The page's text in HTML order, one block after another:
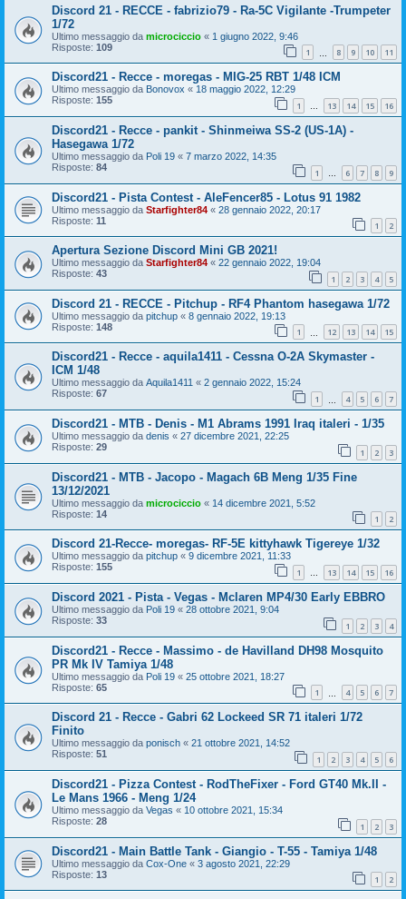
Discord 21 - RECCE - fabrizio79 - Ra-5C Vigilante -Trumpeter
1/72
Ultimo messaggio da microciccio « 1 giugno 2022, 9:46
Risposte: 109 1 8 9 10 11
Discord21 - Recce - moregas - MIG-25 RBT 1/48 ICM
Ultimo messaggio da Bonovox « 18 maggio 2022, 12:29
Risposte: 155 1 … 13 14 15 16
Discord21 - Recce - pankit - Shinmeiwa SS-2 (US-1A) -
Hasegawa 1/72
Ultimo messaggio da Poli 19 « 7 marzo 2022, 14:35
Risposte: 84 1 … 6 7 8 9
Discord21 - Pista Contest - AleFencer85 - Lotus 91 1982
Ultimo messaggio da Starfighter84 « 28 gennaio 2022, 20:17
Risposte: 11 1 2
Apertura Sezione Discord Mini GB 2021!
Ultimo messaggio da Starfighter84 « 22 gennaio 2022, 19:04
Risposte: 43 1 2 3 4 5
Discord 21 - RECCE - Pitchup - RF4 Phantom hasegawa 1/72
Ultimo messaggio da pitchup « 8 gennaio 2022, 19:13
Risposte: 148 1 12 13 14 15
Discord21 - Recce - aquila1411 - Cessna O-2A Skymaster -
ICM 1/48
Ultimo messaggio da Aquila1411 « 2 gennaio 2022, 15:24
Risposte: 67 1 4 5 6 7
Discord21 - MTB - Denis - M1 Abrams 1991 Iraq italeri - 1/35
Ultimo messaggio da denis « 27 dicembre 2021, 22:25
Risposte: 29 1 2 3
Discord21 - MTB - Jacopo - Magach 6B Meng 1/35 Fine
13/12/2021
Ultimo messaggio da microciccio « 14 dicembre 2021, 5:52
Risposte: 14 1 2
Discord 21-Recce- moregas- RF-5E kittyhawk Tigereye 1/32
Ultimo messaggio da pitchup « 9 dicembre 2021, 11:33
Risposte: 155 1 … 13 14 15 16
Discord 2021 - Pista - Vegas - Mclaren MP4/30 Early EBBRO
Ultimo messaggio da Poli 19 « 28 ottobre 2021, 9:04
Risposte: 33 1 2 3 4
Discord21 - Recce - Massimo - de Havilland DH98 Mosquito
PR Mk IV Tamiya 1/48
Ultimo messaggio da Poli 19 « 25 ottobre 2021, 18:27
Risposte: 65 1 4 5 6 7
Discord 21 - Recce - Gabri 62 Lockeed SR 71 italeri 1/72
Finito
Ultimo messaggio da ponisch « 21 ottobre 2021, 14:52
Risposte: 51 1 2 3 4 5 6
Discord21 - Pizza Contest - RodTheFixer - Ford GT40 Mk.II -
Le Mans 1966 - Meng 1/24
Ultimo messaggio da Vegas « 10 ottobre 2021, 15:34
Risposte: 28 1 2 3
Discord21 - Main Battle Tank - Giangio - T-55 - Tamiya 1/48
Ultimo messaggio da Cox-One « 3 agosto 2021, 22:29
Risposte: 13 1 2